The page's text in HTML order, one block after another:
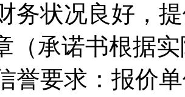
务状况良好，
（承诺书根据
誉要求：报价